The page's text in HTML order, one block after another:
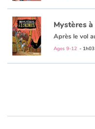
Ages 9-12 - 1h03